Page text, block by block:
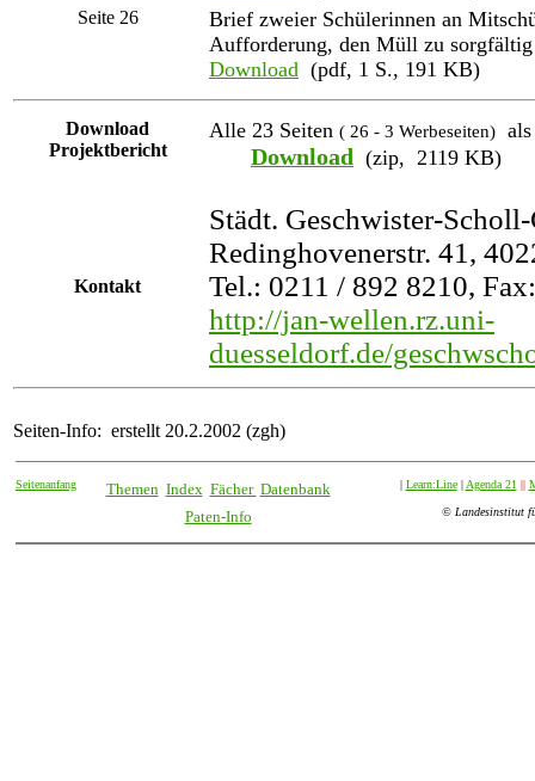
Seite 26
Brief zweier Schülerinnen an
Aufforderung, den Müll zu
Download (pdf, 1 S., 191 KB)
Download
Projektbericht
Alle 23 Seiten ( 26 - 3 Werbeseiten)
Download (zip, 2119 KB)
Kontakt
Städt. Geschwister-
Redinghovenerstr. 41,
Tel.: 0211 / 892 8210,
http://jan-wellen.rz.uni-
duesseldorf.de/
Seiten-Info: erstellt 20.2.2002 (zgh)
Seitenanfang Themen Index Fächer Datenbank | Learn:Line| Agenda 21 ||
Paten-Info © Landesinstitut